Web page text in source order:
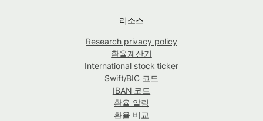
리소스
Research privacy policy
환율계산기
International stock ticker
Swift/BIC 코드
IBAN 코드
환율 알림
환율 비교